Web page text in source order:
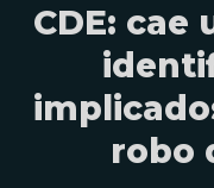
CDE: cae
robo